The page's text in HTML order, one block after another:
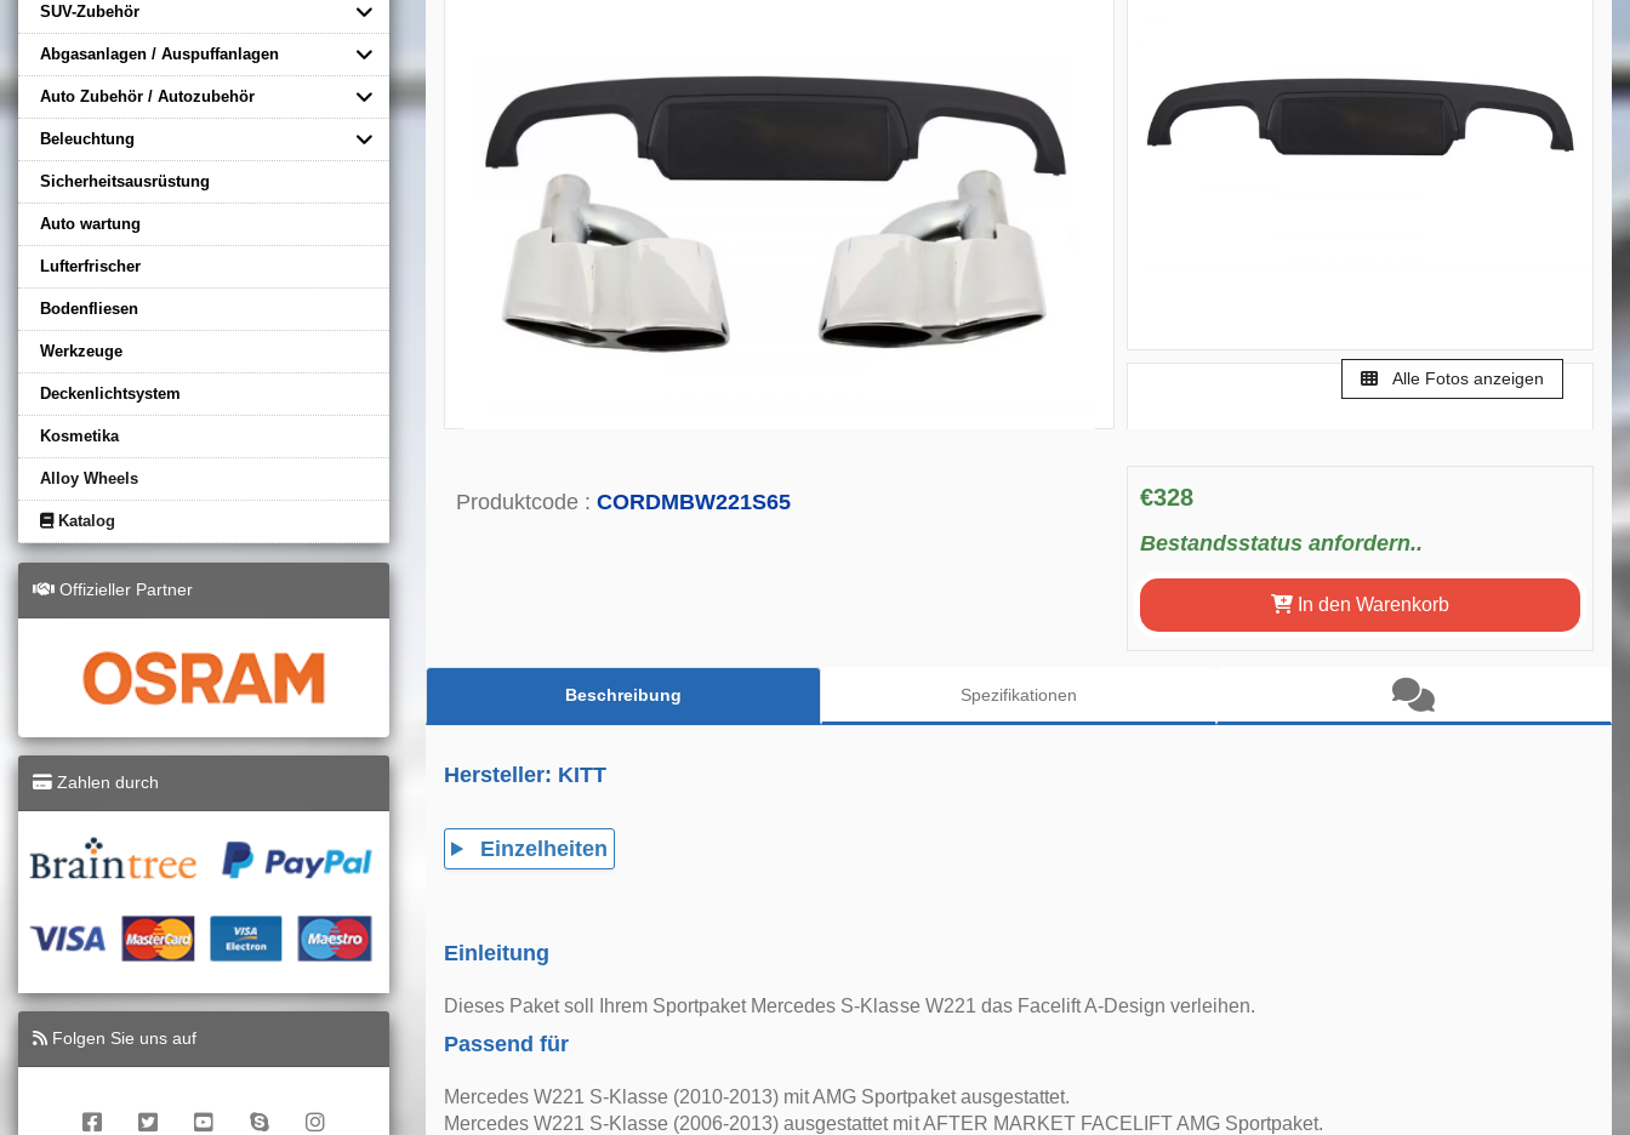
SUV-Zubehör
Abgasanlagen / Auspuffanlagen
Auto Zubehör / Autozubehör
Beleuchtung
Sicherheitsausrüstung
Auto wartung
Lufterfrischer
Bodenfliesen
Werkzeuge
Deckenlichtsystem
Kosmetika
Alloy Wheels
Katalog
Offizieller Partner
Zahlen durch
Folgen Sie uns auf
Alle Fotos anzeigen
Produktcode : CORDMBW221S65 €328
Bestandsstatus anfordern..
In den Warenkorb
Beschreibung Spezifikationen
Hersteller: KITT
Einzelheiten
Einleitung
Dieses Paket soll Ihrem Sportpaket Mercedes S-Klasse W221 das Facelift A-Design verleihen.
Passend für
Mercedes W221 S-Klasse (2010-2013) mit AMG Sportpaket ausgestattet.
Mercedes W221 S-Klasse (2006-2013) ausgestattet mit AFTER MARKET FACELIFT AMG Sportpaket.